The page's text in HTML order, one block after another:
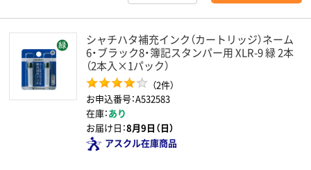
シャチハタ補充インク（カートリッジ）ネーム
6・ブラック8・簿記スタンパー用 XLR-9 緑 2本
（2本入×1パック）
（2件）
お申込番号：A532583
在庫：あり
お届け日：8月9日（日）
アスクル在庫商品